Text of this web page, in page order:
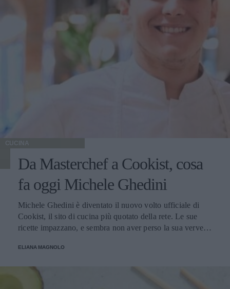
CUCINA
Da Masterchef a Cookist, cosa
fa oggi Michele Ghedini
Michele Ghedini è diventato il nuovo volto ufficiale di
Cookist, il sito di cucina più quotato della rete. Le sue
ricette impazzano, e sembra non aver perso la sua verve
veramente stupendo.
ELIANA MAGNOLO